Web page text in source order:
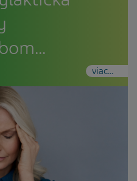
viac...